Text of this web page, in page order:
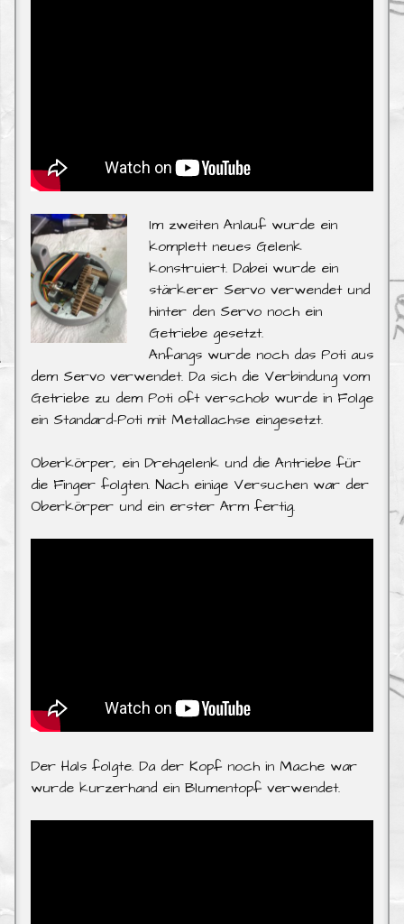
Im zweiten Anlauf wurde ein
komplett neues Gelenk
konstruiert. Dabei wurde ein
stärkerer Servo verwendet und
hinter den Servo noch ein
Getriebe gesetzt.
Anfangs wurde noch das Poti aus
dem Servo verwendet. Da sich die Verbindung vom
Getriebe zu dem Poti oft verschob wurde in Folge
ein Standard-Poti mit Metallachse eingesetzt.
Oberkörper, ein Drehgelenk und die Antriebe für
die Finger folgten. Nach einige Versuchen war der
Oberkörper und ein erster Arm fertig.
Der Hals folgte. Da der Kopf noch in Mache war
wurde kurzerhand ein Blumentopf verwendet.